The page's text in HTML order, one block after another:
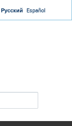
Русский Español